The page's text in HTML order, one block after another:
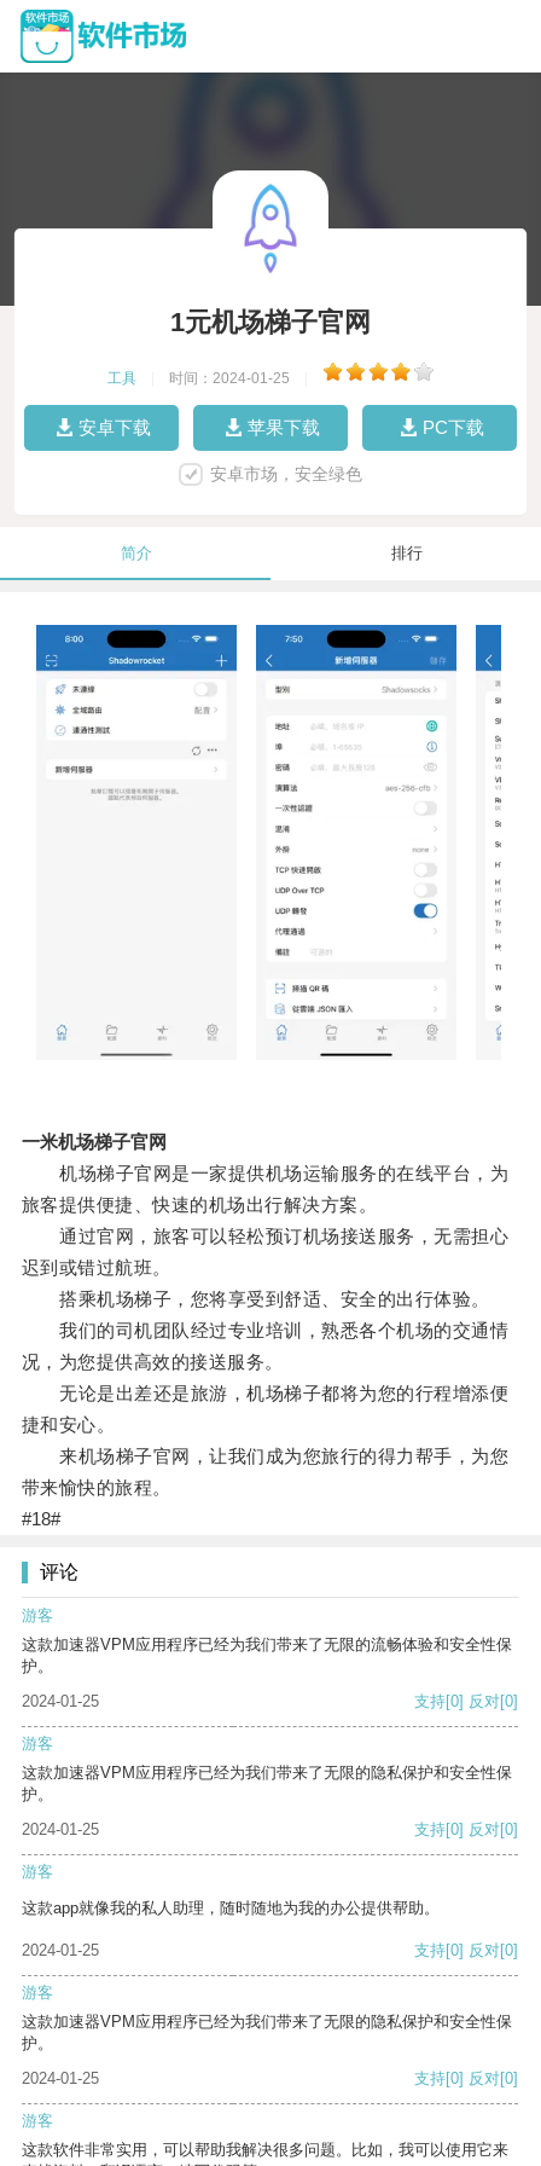
1元机场梯子官网
工具 时间：2024-01-25
安卓下载 苹果下载 PC下载
安卓市场，安全绿色
简介 排行
一米机场梯子官网
机场梯子官网是一家提供机场运输服务的在线平台，为
旅客提供便捷、快速的机场出行解决方案。
通过官网，旅客可以轻松预订机场接送服务，无需担心
迟到或错过航班。
搭乘机场梯子，您将享受到舒适、安全的出行体验。
我们的司机团队经过专业培训，熟悉各个机场的交通情
况，为您提供高效的接送服务。
无论是出差还是旅游，机场梯子都将为您的行程增添便
捷和安心。
来机场梯子官网，让我们成为您旅行的得力帮手，为您
带来愉快的旅程。
#18#
评论
游客
这款加速器VPM应用程序已经为我们带来了无限的流畅体验和安全性保
护。
2024-01-25
支持[0] 反对[0]
游客
这款加速器VPM应用程序已经为我们带来了无限的隐私保护和安全性保
护。
2024-01-25
支持[0] 反对[0]
游客
这款app就像我的私人助理，随时随地为我的办公提供帮助。
2024-01-25 支持[0] 反对[0]
游客
这款加速器VPM应用程序已经为我们带来了无限的隐私保护和安全性保
护。
2024-01-25
支持[0] 反对[0]
游客
这款软件非常实用，可以帮助我解决很多问题。比如，我可以使用它来